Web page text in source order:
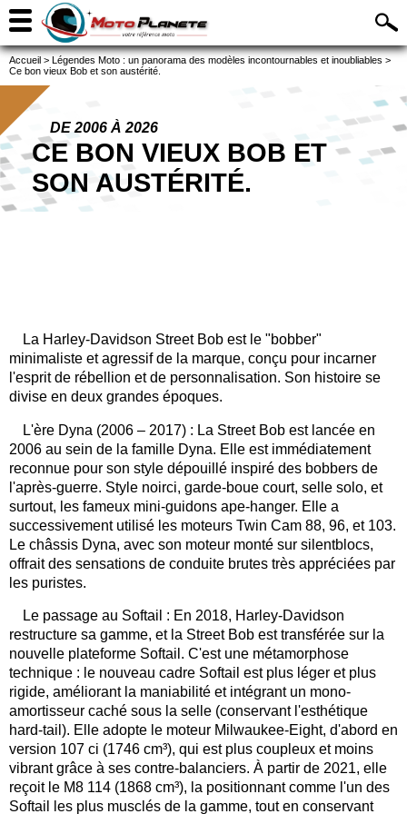
Accueil > Légendes Moto : un panorama des modèles incontournables et inoubliables >
Ce bon vieux Bob et son austérité.
DE 2006 À 2026
CE BON VIEUX BOB ET
SON AUSTÉRITÉ.
La Harley-Davidson Street Bob est le "bobber"
minimaliste et agressif de la marque, conçu pour incarner
l'esprit de rébellion et de personnalisation. Son histoire se
divise en deux grandes époques.
L'ère Dyna (2006 – 2017) : La Street Bob est lancée en
2006 au sein de la famille Dyna. Elle est immédiatement
reconnue pour son style dépouillé inspiré des bobbers de
l'après-guerre. Style noirci, garde-boue court, selle solo, et
surtout, les fameux mini-guidons ape-hanger. Elle a
successivement utilisé les moteurs Twin Cam 88, 96, et 103.
Le châssis Dyna, avec son moteur monté sur silentblocs,
offrait des sensations de conduite brutes très appréciées par
les puristes.
Le passage au Softail : En 2018, Harley-Davidson
restructure sa gamme, et la Street Bob est transférée sur la
nouvelle plateforme Softail. C'est une métamorphose
technique : le nouveau cadre Softail est plus léger et plus
rigide, améliorant la maniabilité et intégrant un mono-
amortisseur caché sous la selle (conservant l'esthétique
hard-tail). Elle adopte le moteur Milwaukee-Eight, d'abord en
version 107 ci (1746 cm³), qui est plus coupleux et moins
vibrant grâce à ses contre-balanciers. À partir de 2021, elle
reçoit le M8 114 (1868 cm³), la positionnant comme l'un des
Softail les plus musclés de la gamme, tout en conservant